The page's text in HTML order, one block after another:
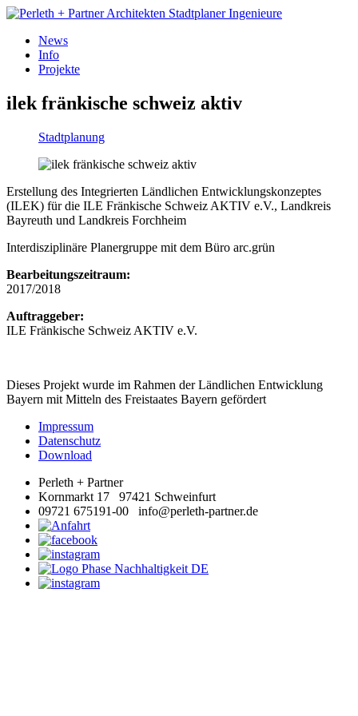
News
Info
Projekte
ilek fränkische schweiz aktiv
Stadt­planung
Erstellung des Integrierten Ländlichen Entwicklungskonzeptes
(ILEK) für die ILE Fränkische Schweiz AKTIV e.V., Landkreis
Bayreuth und Landkreis Forchheim
Interdisziplinäre Planergruppe mit dem Büro arc.grün
Bearbeitungszeitraum:
2017/2018
Auftraggeber:
ILE Fränkische Schweiz AKTIV e.V.
Dieses Projekt wurde im Rahmen der Ländlichen Entwicklung
Bayern mit Mitteln des Freistaates Bayern gefördert
Impressum
Datenschutz
Download
Perleth + Partner
Kornmarkt 17 97421 Schweinfurt
09721 675191-00 info@perleth-partner.de